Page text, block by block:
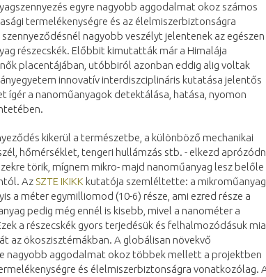
egyre nagyobb aggodalmat okoz számos
termelékenységre és az élelmiszerbiztonságra
nagyobb veszélyt jelentenek az egészen
részecskék. Előbbit kimutatták már a Himalája
placentájában, utóbbiról azonban eddig alig voltak
innovatív interdiszciplináris kutatása jelentős
ígér a nanoműanyagok detektálása, hatása, nyomon
kikerül a természetbe, a különböző mechanikai
hőmérséklet, tengeri hullámzás stb. - elkezd
törik, mígnem mikro- majd nanoműanyag lesz belőle
Az SZTE IKIKK kutatója szemléltette: a mikroműanyag
a méter egymilliomod (10-6) része, ami ezred része a
pedig még ennél is kisebb, mivel a nanométer a
a részecskék gyors terjedésük és felhalmozódásuk
az ökoszisztémákban. A globálisan növekvő
nagyobb aggodalmat okoz többek mellett a projektben
és élelmiszerbiztonságra vonatkozólag.